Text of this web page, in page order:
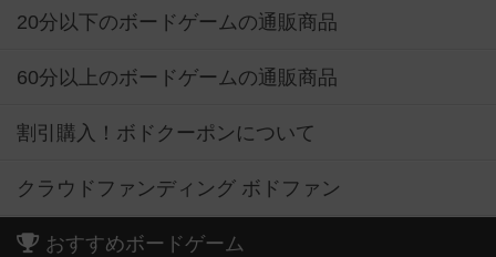
20分以下のボードゲームの通販商品
60分以上のボードゲームの通販商品
割引購入！ボドクーポンについて
クラウドファンディング ボドファン
おすすめボードゲーム